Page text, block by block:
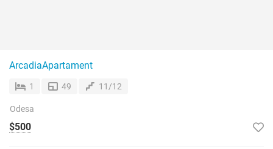
ArcadiaApartament
1 49 11/12
Odesa
$500